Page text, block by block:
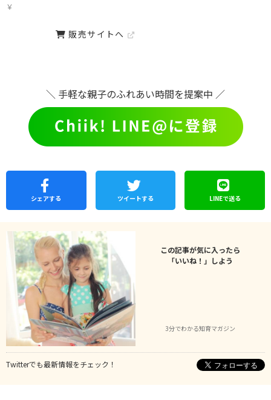
￥
販売サイトへ
＼ 手軽な親子のふれあい時間を提案中 ／
シェアする ツイートする LINEで送る
この記事が気に入ったら
「いいね！」しよう
3分でわかる知育マガジン
Twitterでも最新情報をチェック！